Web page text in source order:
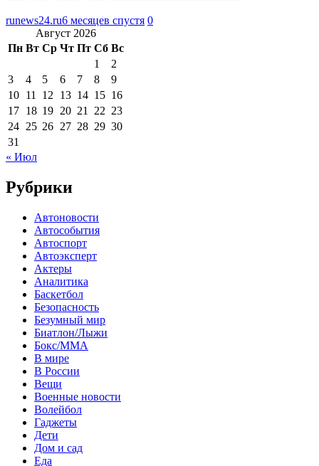
runews24.ru6 месяцев спустя 0
Август 2026
Пн Вт Ср Чт Пт Сб Вс
1
2
3
4 5 6 7 8
9
10 11 12 13 14 15 16
17 18 19 20 21 22 23
24 25 26 27 28 29 30
31
« Июл
Рубрики
Автоновости
Автособытия
Автоспорт
Автоэксперт
Актеры
Аналитика
Баскетбол
Безопасность
Безумный мир
Биатлон/Лыжи
Бокс/MMA
В мире
В России
Вещи
Военные новости
Волейбол
Гаджеты
Дети
Дом и сад
Еда